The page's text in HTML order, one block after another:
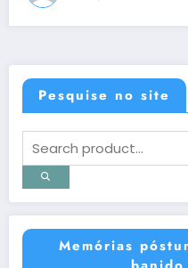
Pesquise no site
Memórias